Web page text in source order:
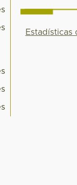
Estadísticas